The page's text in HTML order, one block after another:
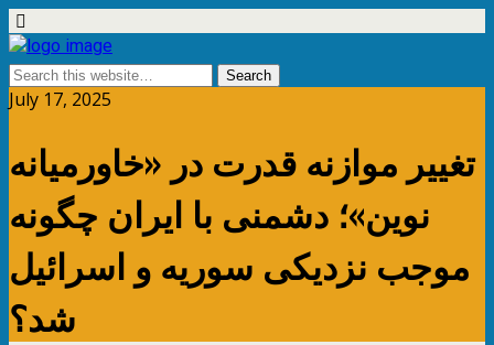
July 17, 2025
تغییر موازنه قدرت در «خاورمیانه
نوین»؛ دشمنی با ایران چگونه
موجب نزدیکی سوریه و اسرائیل
شد؟